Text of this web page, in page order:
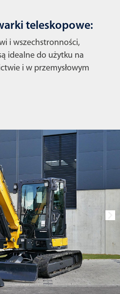
teleskopowe:
i wszechstronności,
idealne do użytku na
i w przemysłowym